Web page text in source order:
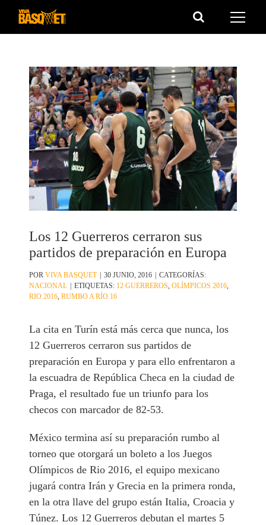
Saltar
Los 12 Guerreros cerraron sus
partidos de preparación en Europa
PORVIVA BASQUET 30 JUNIO, 2016
CATEGORÍAS:
NACIONAL
ETIQUETAS: 12 GUERREROS,OLÍMPICOS 2016,
RIO 2016,RUMBO A RÍO 16
La cita en Turín está más cerca que nunca, los
12 Guerreros cerraron sus partidos de
preparación en Europa y para ello enfrentaron a
la escuadra de República Checa en la ciudad de
Praga, el resultado fue un triunfo para los
checos con marcador de 82-53.
México termina así su preparación rumbo al
torneo que otorgará un boleto a los Juegos
Olímpicos de Rio 2016, el equipo mexicano
jugará contra Irán y Grecia en la primera ronda,
en la otra llave del grupo están Italia, Croacia y
Túnez. Los 12 Guerreros debutan el martes 5